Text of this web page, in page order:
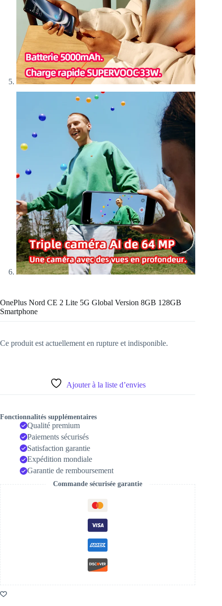
OnePlus Nord CE 2 Lite 5G Global Version 8GB 128GB
Smartphone
Ce produit est actuellement en rupture et indisponible.
Ajouter à la liste d’envies
Fonctionnalités supplémentaires
Qualité premium
Paiements sécurisés
Satisfaction garantie
Expédition mondiale
Garantie de remboursement
Commande sécurisée garantie